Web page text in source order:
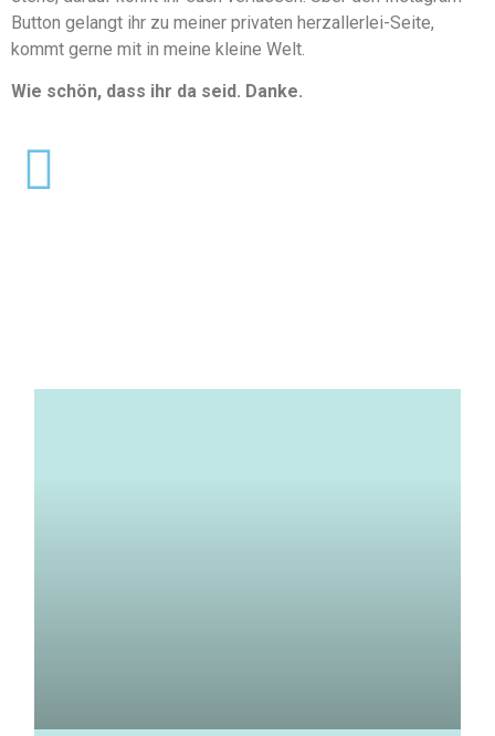
Button gelangt ihr zu meiner privaten herzallerlei-Seite,
kommt gerne mit in meine kleine Welt.
Wie schön, dass ihr da seid. Danke.